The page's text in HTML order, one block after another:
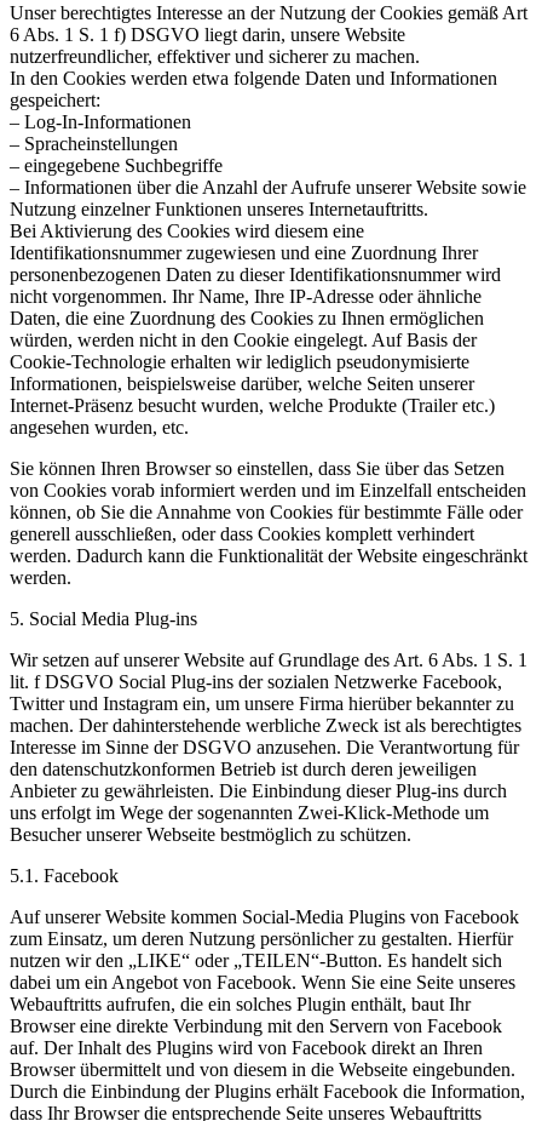
Unser berechtigtes Interesse an der Nutzung der Cookies gemäß Art
6 Abs. 1 S. 1 f) DSGVO liegt darin, unsere Website
nutzerfreundlicher, effektiver und sicherer zu machen.
In den Cookies werden etwa folgende Daten und Informationen
gespeichert:
– Log-In-Informationen
– Spracheinstellungen
– eingegebene Suchbegriffe
– Informationen über die Anzahl der Aufrufe unserer Website sowie
Nutzung einzelner Funktionen unseres Internetauftritts.
Bei Aktivierung des Cookies wird diesem eine
Identifikationsnummer zugewiesen und eine Zuordnung Ihrer
personenbezogenen Daten zu dieser Identifikationsnummer wird
nicht vorgenommen. Ihr Name, Ihre IP-Adresse oder ähnliche
Daten, die eine Zuordnung des Cookies zu Ihnen ermöglichen
würden, werden nicht in den Cookie eingelegt. Auf Basis der
Cookie-Technologie erhalten wir lediglich pseudonymisierte
Informationen, beispielsweise darüber, welche Seiten unserer
Internet-Präsenz besucht wurden, welche Produkte (Trailer etc.)
angesehen wurden, etc.
Sie können Ihren Browser so einstellen, dass Sie über das Setzen
von Cookies vorab informiert werden und im Einzelfall entscheiden
können, ob Sie die Annahme von Cookies für bestimmte Fälle oder
generell ausschließen, oder dass Cookies komplett verhindert
werden. Dadurch kann die Funktionalität der Website eingeschränkt
werden.
5. Social Media Plug-ins
Wir setzen auf unserer Website auf Grundlage des Art. 6 Abs. 1 S. 1
lit. f DSGVO Social Plug-ins der sozialen Netzwerke Facebook,
Twitter und Instagram ein, um unsere Firma hierüber bekannter zu
machen. Der dahinterstehende werbliche Zweck ist als berechtigtes
Interesse im Sinne der DSGVO anzusehen. Die Verantwortung für
den datenschutzkonformen Betrieb ist durch deren jeweiligen
Anbieter zu gewährleisten. Die Einbindung dieser Plug-ins durch
uns erfolgt im Wege der sogenannten Zwei-Klick-Methode um
Besucher unserer Webseite bestmöglich zu schützen.
5.1. Facebook
Auf unserer Website kommen Social-Media Plugins von Facebook
zum Einsatz, um deren Nutzung persönlicher zu gestalten. Hierfür
nutzen wir den „LIKE“ oder „TEILEN“-Button. Es handelt sich
dabei um ein Angebot von Facebook. Wenn Sie eine Seite unseres
Webauftritts aufrufen, die ein solches Plugin enthält, baut Ihr
Browser eine direkte Verbindung mit den Servern von Facebook
auf. Der Inhalt des Plugins wird von Facebook direkt an Ihren
Browser übermittelt und von diesem in die Webseite eingebunden.
Durch die Einbindung der Plugins erhält Facebook die Information,
dass Ihr Browser die entsprechende Seite unseres Webauftritts